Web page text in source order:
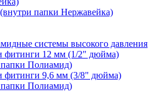
папки Нержавейка)
системы высокого давления
фитинги 12 мм (1/2" дюйма)
Полиамид)
фитинги 9,6 мм (3/8" дюйма)
Полиамид)